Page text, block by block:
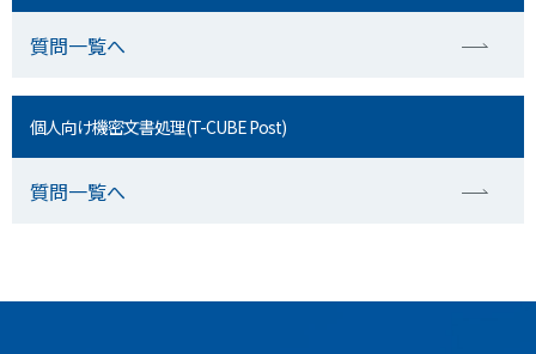
質問一覧へ
個人向け機密文書処理(T-CUBE Post)
質問一覧へ